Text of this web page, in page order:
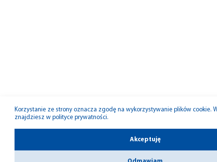
Korzystanie ze strony oznacza zgodę na wykorzystywanie plików cookie.
znajdziesz w polityce prywatności.
Akceptuję